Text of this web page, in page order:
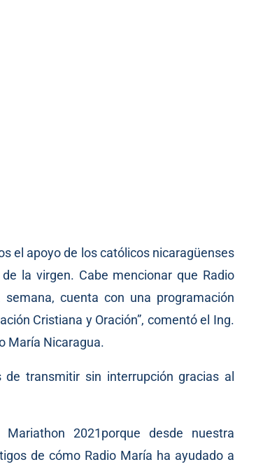
el apoyo de los católicos nicaragüenses
la virgen. Cabe mencionar que Radio
cuenta con una programación
Cristiana y Oración”, comentó el Ing.
María Nicaragua.
transmitir sin interrupción gracias al
2021porque desde nuestra
de cómo Radio María ha ayudado a